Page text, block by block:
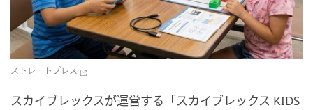
ストレートプレス
スカイブレックスが運営する「スカイブレックス KIDS